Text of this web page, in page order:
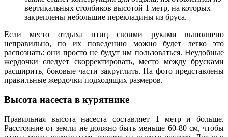
вертикальных столбиков высотой 1 метр, на которых
закреплены небольшие перекладины из бруса.
Если место отдыха птиц своими руками выполнено
неправильно, по их поведению можно будет легко это
распознать: они просто не будут им пользоваться. Неудобные
жердочки следует скорректировать, место между брусками
расширить, боковые части закруглить. На фото представлены
правильные жердочки подходящих размеров.
Высота насеста в курятнике
Правильная высота насеста составляет 1 метр и больше.
Расстояние от земли не должно быть меньше 60-80 см, чтобы